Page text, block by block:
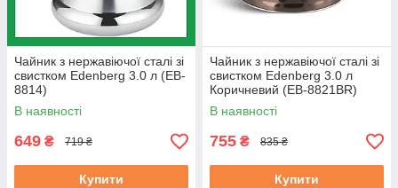
Чайник з нержавіючої сталі зі
свистком Edenberg 3.0 л (EB-
8814)
В наявності
649 ₴ 719 ₴
Купити
Чайник з нержавіючої сталі зі
свистком Edenberg 3.0 л
Коричневий (EB-8821BR)
В наявності
755 ₴ 835 ₴
Купити